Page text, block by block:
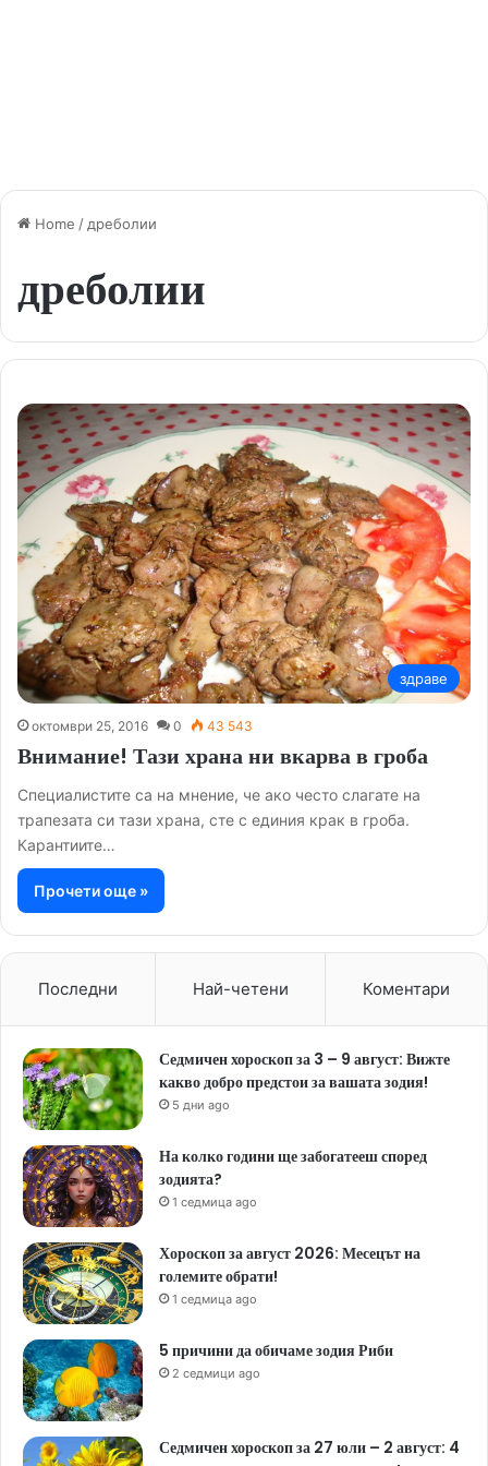
Home / дреболии
дреболии
здраве
октомври 25, 2016 0 43 543
Внимание! Тази храна ни вкарва в гроба
Специалистите са на мнение, че ако често слагате на
трапезата си тази храна, сте с единия крак в гроба.
Карантиите…
Прочети още »
Последни Най-четени Коментари
Седмичен хороскоп за 3 – 9 август: Вижте
какво добро предстои за вашата зодия!
5 дни ago
На колко години ще забогатееш според
зодията?
1 седмица ago
Хороскоп за август 2026: Месецът на
големите обрати!
1 седмица ago
5 причини да обичаме зодия Риби
2 седмици ago
Седмичен хороскоп за 27 юли – 2 август: 4